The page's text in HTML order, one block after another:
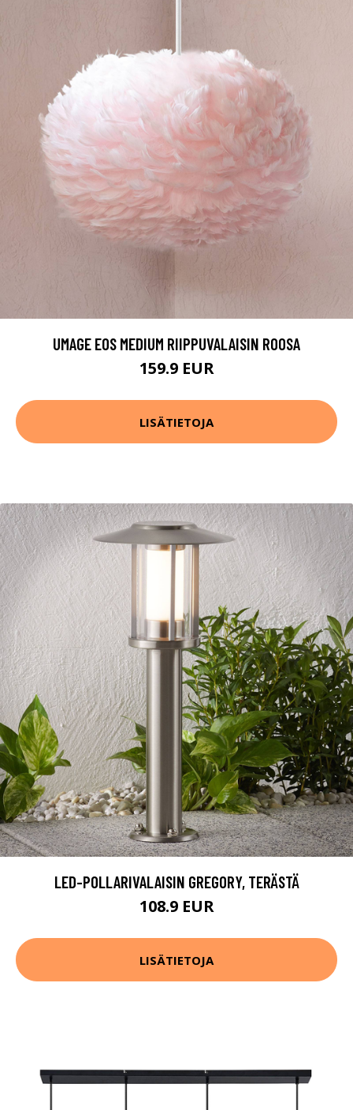
UMAGE EOS MEDIUM RIIPPUVALAISIN ROOSA
159.9 EUR
LISÄTIETOJA
LED-POLLARIVALAISIN GREGORY, TERÄSTÄ
108.9 EUR
LISÄTIETOJA